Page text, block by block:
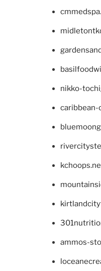
nikko-
caribbean-
ammos-